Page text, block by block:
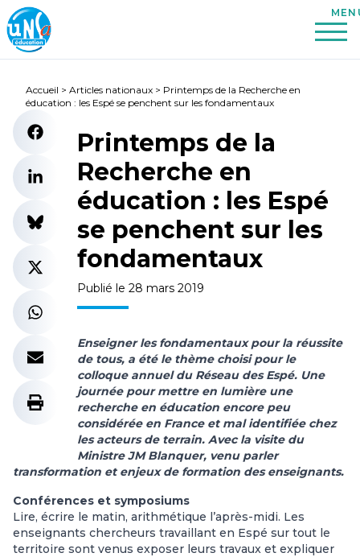
Accueil > Articles nationaux > Printemps de la Recherche en
éducation : les Espé se penchent sur les fondamentaux
Printemps de la
Recherche en
éducation : les Espé
se penchent sur les
fondamentaux
Publié le 28 mars 2019
Enseigner les fondamentaux pour la réussite
de tous, a été le thème choisi pour le
colloque annuel du Réseau des Espé. Une
journée pour mettre en lumière une
recherche en éducation encore peu
considérée en France et mal identifiée chez
les acteurs de terrain. Avec la visite du
Ministre JM Blanquer, venu parler
transformation et enjeux de formation des enseignants.
Conférences et symposiums
Lire, écrire le matin, arithmétique l’après-midi. Les
enseignants chercheurs travaillant en Espé sur tout le
territoire sont venus exposer leurs travaux et expliquer